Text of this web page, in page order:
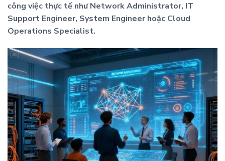
công việc thực tế như Network Administrator, IT
Support Engineer, System Engineer hoặc Cloud
Operations Specialist.